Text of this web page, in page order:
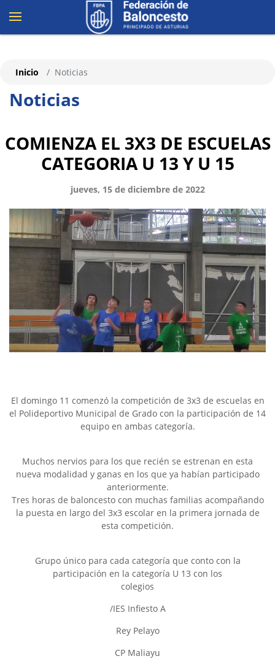
Noticias
Inicio Noticias
COMIENZA EL 3X3 DE ESCUELAS
CATEGORIA U 13 Y U 15
jueves, 15 de diciembre de 2022
El domingo 11 comenzó la competición de 3x3 de escuelas en
el Polideportivo Municipal de Grado con la participación de 14
equipo en ambas categoría.
Muchos nervios para los que recién se estrenan en esta
nueva modalidad y ganas en los que ya habían participado
anteriormente.
Tres horas de baloncesto con muchas familias acompañando
la puesta en largo del 3x3 escolar en la primera jornada de
esta competición.
Grupo único para cada categoría que conto con la
participación en la categoría U 13 con los
colegios
/IES Infiesto A
Rey Pelayo
CP Maliayu